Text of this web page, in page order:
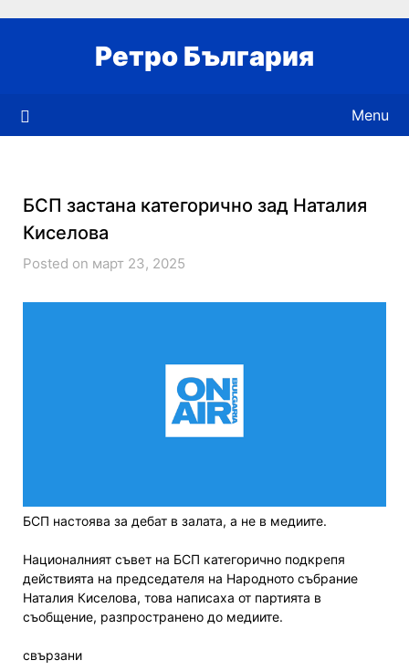
Ретро България
Menu
БСП застана категорично зад Наталия
Киселова
Posted on март 23, 2025
БСП настоява за дебат в залата, а не в медиите.
Националният съвет на БСП категорично подкрепя
действията на председателя на Народното събрание
Наталия Киселова, това написаха от партията в
съобщение, разпространено до медиите.
свързани